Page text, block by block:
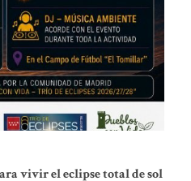
vivir el eclipse total de sol